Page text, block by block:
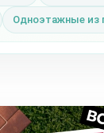
Одноэтажные из